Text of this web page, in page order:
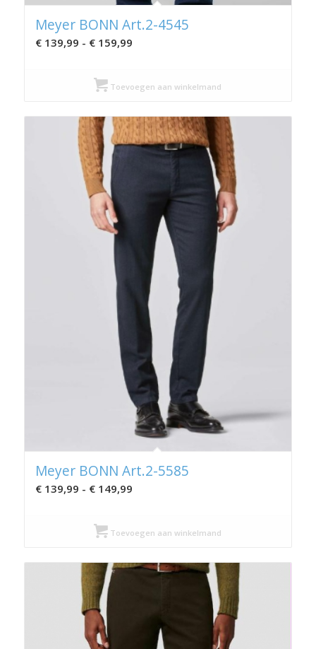
Meyer BONN Art.2-4545
€139,99 - €159,99Prijsklasse:
€ 159,99
Toevoegen aan winkelmand
Meyer BONN Art.2-5585
€139,99 - €149,99Prijsklasse:
€ 149,99
Toevoegen aan winkelmand